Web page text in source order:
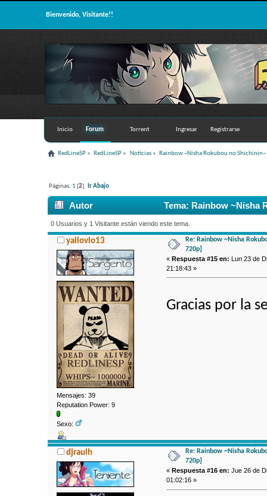
Bienvenido, Visitante!!
Inicio Forum Torrent Ingresar Registrarse
RedLineSP » RedLineSP » Noticias» Rainbow ~Nisha Rokubou no
Páginas: 1 2] Ir Abajo
Autor Tema: Rainbow ~Nisha
0 Usuarios y 1 Visitante están viendo este tema.
yallovio13
Mensajes: 39
Reputation Power: 9
Sexo:
Re: Rainbow ~Nisha
720p]
«Respuesta #15 en: Lun 23 de
21:18:43 »
Gracias por la
djraulh
Re: Rainbow ~Nisha
720p]
«Respuesta #16 en: Jue 26 de
01:02:16 »